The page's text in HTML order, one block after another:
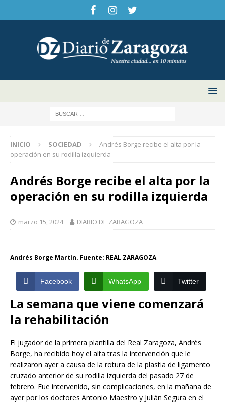
INICIO SOCIEDAD
Andrés Borge recibe el alta por la
operación en su rodilla izquierda
Andrés Borge recibe el alta por la
operación en su rodilla izquierda
marzo 15, 2024 DIARIO DE ZARAGOZA
Andrés Borge Martín. Fuente: REAL ZARAGOZA
Facebook WhatsApp Twitter
La semana que viene comenzará
la rehabilitación
El jugador de la primera plantilla del Real Zaragoza, Andrés
Borge, ha recibido hoy el alta tras la intervención que le
realizaron ayer a causa de la rotura de la plastia de ligamento
cruzado anterior de su rodilla izquierda del pasado 27 de
febrero. Fue intervenido, sin complicaciones, en la mañana de
ayer por los doctores Antonio Maestro y Julián Segura en el